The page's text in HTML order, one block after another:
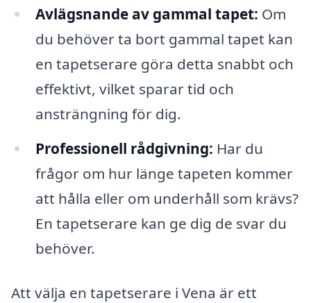
Avlägsnande av gammal tapet: Om
du behöver ta bort gammal tapet kan
en tapetserare göra detta snabbt och
effektivt, vilket sparar tid och
ansträngning för dig.
Professionell rådgivning: Har du
frågor om hur länge tapeten kommer
att hålla eller om underhåll som krävs?
En tapetserare kan ge dig de svar du
behöver.
Att välja en tapetserare i Vena är ett